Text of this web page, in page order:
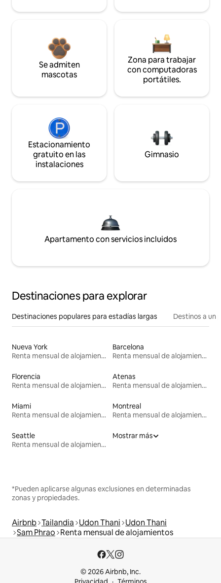
Se admiten
mascotas
Zona para trabajar
con computadoras
portátiles.
Estacionamiento
gratuito en las
instalaciones
Gimnasio
Apartamento con servicios incluidos
Destinaciones para explorar
Destinaciones populares para estadías largas Destinos a un
Nueva York
Renta mensual de alojamientos
Barcelona
Renta mensual de alojamientos
Florencia
Renta mensual de alojamientos
Atenas
Renta mensual de alojamientos
Miami
Renta mensual de alojamientos
Montreal
Renta mensual de alojamientos
Seattle
Renta mensual de alojamientos
Mostrar más
*Pueden aplicarse algunas exclusiones en determinadas
zonas y propiedades.
Airbnb Tailandia Udon Thani Udon Thani
Sam Phrao Renta mensual de alojamientos
© 2026 Airbnb, Inc.